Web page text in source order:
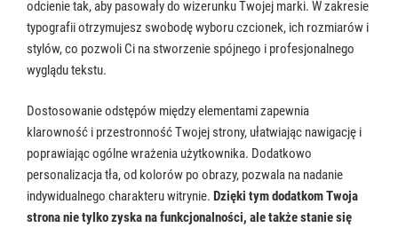
odcienie tak, aby pasowały do wizerunku Twojej marki. W zakresie
typografii otrzymujesz swobodę wyboru czcionek, ich rozmiarów i
stylów, co pozwoli Ci na stworzenie spójnego i profesjonalnego
wyglądu tekstu.
Dostosowanie odstępów między elementami zapewnia
klarowność i przestronność Twojej strony, ułatwiając nawigację i
poprawiając ogólne wrażenia użytkownika. Dodatkowo
personalizacja tła, od kolorów po obrazy, pozwala na nadanie
indywidualnego charakteru witrynie. Dzięki tym dodatkom Twoja
strona nie tylko zyska na funkcjonalności, ale także stanie się